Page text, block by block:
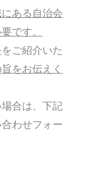
ある自治会
です。
ご紹介いた
をお伝えく
合は、下記
わせフォー